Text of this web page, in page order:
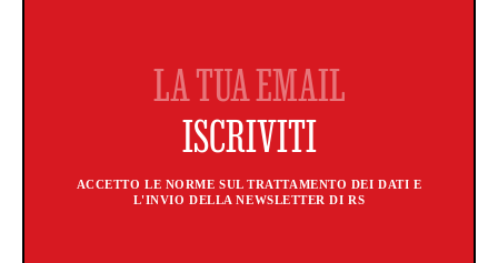
ACCETTO LE NORME SUL TRATTAMENTO DEI DATI E
L'INVIO DELLA NEWSLETTER DI RS